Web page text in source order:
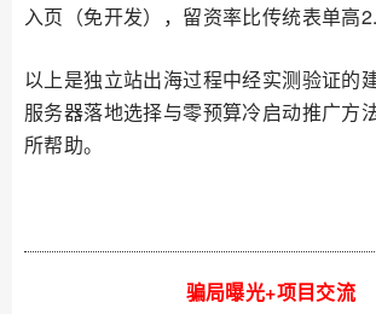
入页（免开发），留资率比传统表单高
以上是独立站出海过程中经实测验证的
服务器落地选择与零预算冷启动推广方
所帮助。
骗局曝光+项目交流